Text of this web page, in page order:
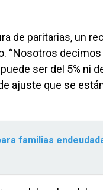
de paritarias, un
“Nosotros
ser del 5% ni
ajuste que se
familias